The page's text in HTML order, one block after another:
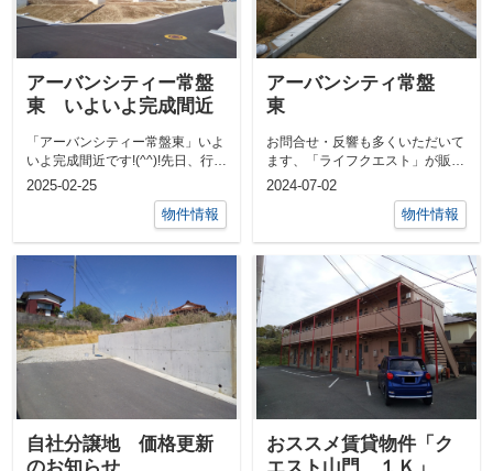
アーバンシティー常盤
東 いよいよ完成間近
「アーバンシティー常盤東」いよ
いよ完成間近です!(^^)!先日、行政
による「完了検査」を受けまし
2025-02-25
物件情報
アーバンシティ常盤
東
お問合せ・反響も多くいただいて
ます、「ライフクエスト」が販売
する「アーバンシティ常盤東」梅
2024-07-02
物件情報
自社分譲地 価格更新
おススメ賃貸物件「ク